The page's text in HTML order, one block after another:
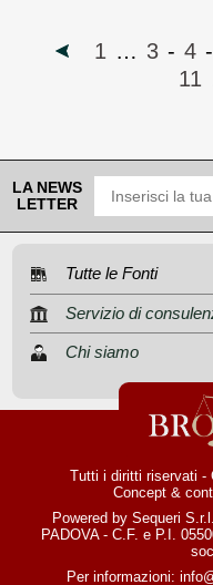
1 … 3 - 4 -
11
LA NEWS
LETTER
Tutte le Fonti
Servizio di
Chi siamo
Tutti i diritti riservati -
Concept &
Powered by Sequeri
PADOVA - C.F. e P.I.
Per informazioni: